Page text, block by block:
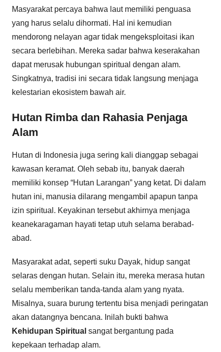
Masyarakat percaya bahwa laut memiliki penguasa
yang harus selalu dihormati. Hal ini kemudian
mendorong nelayan agar tidak mengeksploitasi ikan
secara berlebihan. Mereka sadar bahwa keserakahan
dapat merusak hubungan spiritual dengan alam.
Singkatnya, tradisi ini secara tidak langsung menjaga
kelestarian ekosistem bawah air.
Hutan Rimba dan Rahasia Penjaga
Alam
Hutan di Indonesia juga sering kali dianggap sebagai
kawasan keramat. Oleh sebab itu, banyak daerah
memiliki konsep “Hutan Larangan” yang ketat. Di dalam
hutan ini, manusia dilarang mengambil apapun tanpa
izin spiritual. Keyakinan tersebut akhirnya menjaga
keanekaragaman hayati tetap utuh selama berabad-
abad.
Masyarakat adat, seperti suku Dayak, hidup sangat
selaras dengan hutan. Selain itu, mereka merasa hutan
selalu memberikan tanda-tanda alam yang nyata.
Misalnya, suara burung tertentu bisa menjadi peringatan
akan datangnya bencana. Inilah bukti bahwa
Kehidupan Spiritual sangat bergantung pada
kepekaan terhadap alam.